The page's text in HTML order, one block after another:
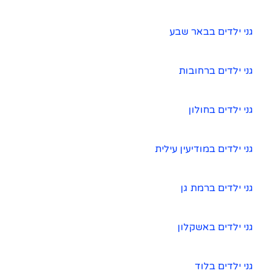
גני ילדים בבאר שבע
גני ילדים ברחובות
גני ילדים בחולון
גני ילדים במודיעין עילית
גני ילדים ברמת גן
גני ילדים באשקלון
גני ילדים בלוד